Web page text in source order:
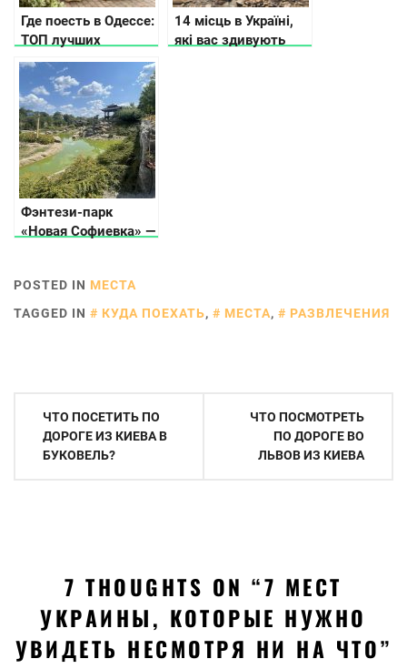
Где поесть в Одессе:
ТОП лучших
заведений Южной
Пальмиры
14 місць в Україні,
які вас здивують
Фэнтези-парк
«Новая Софиевка» —
POSTED IN МЕСТА
TAGGED IN
КУДА ПОЕХАТЬ, МЕСТА, РАЗВЛЕЧЕНИЯ
Навигация
ЧТО ПОСЕТИТЬ ПО
ДОРОГЕ ИЗ КИЕВА В
БУКОВЕЛЬ?
ЧТО ПОСМОТРЕТЬ
ПО ДОРОГЕ ВО
ЛЬВОВ ИЗ КИЕВА
7 THOUGHTS ON “7 МЕСТ
УКРАИНЫ, КОТОРЫЕ НУЖНО
УВИДЕТЬ НЕСМОТРЯ НИ НА ЧТО”